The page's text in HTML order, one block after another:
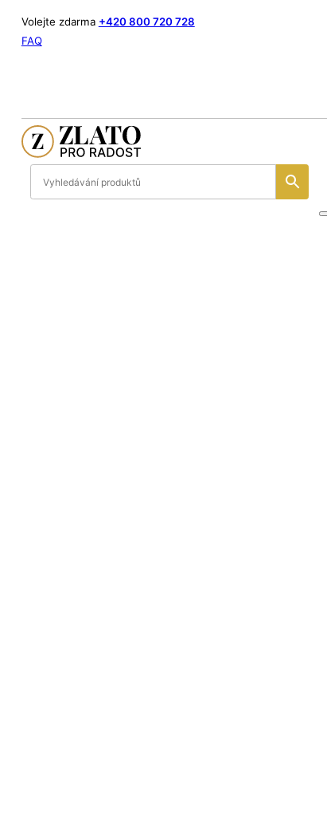
Volejte zdarma +420 800 720 728
FAQ